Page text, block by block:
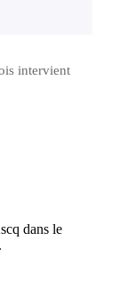
intervient
dans le